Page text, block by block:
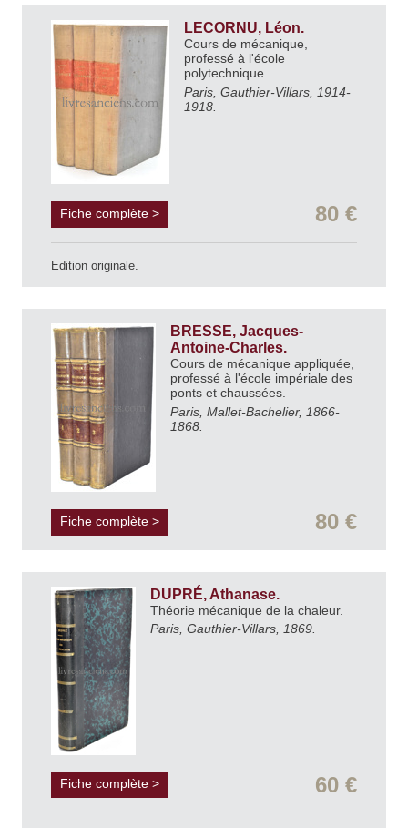
LECORNU, Léon.
Cours de mécanique,
professé à l'école
polytechnique.
Paris, Gauthier-Villars, 1914-
1918.
Fiche complète > 80 €
Edition originale.
BRESSE, Jacques-
Antoine-Charles.
Cours de mécanique appliquée,
professé à l'école impériale des
ponts et chaussées.
Paris, Mallet-Bachelier, 1866-
1868.
Fiche complète > 80 €
DUPRÉ, Athanase.
Théorie mécanique de la chaleur.
Paris, Gauthier-Villars, 1869.
Fiche complète > 60 €